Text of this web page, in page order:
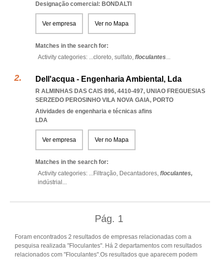
Designação comercial: BONDALTI
Ver empresa Ver no Mapa
Matches in the search for:
Activity categories: ...cloreto, sulfato, floculantes...
Dell'acqua - Engenharia Ambiental, Lda
R ALMINHAS DAS CAIS 896, 4410-497, UNIAO FREGUESIAS
SERZEDO PEROSINHO VILA NOVA GAIA, PORTO
Atividades de engenharia e técnicas afins
LDA
Ver empresa Ver no Mapa
Matches in the search for:
Activity categories: ...Filtração, Decantadores, floculantes,
indústrial ...
Pág. 1
Foram encontrados 2 resultados de empresas relacionadas com a
pesquisa realizada "Floculantes". Há 2 departamentos com resultados
relacionados com "Floculantes".Os resultados que aparecem podem